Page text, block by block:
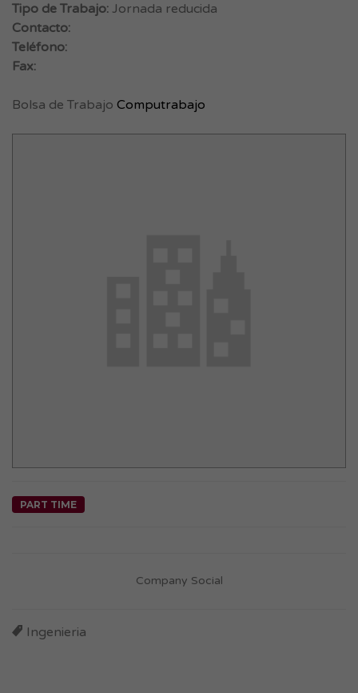
Tipo de Trabajo: Jornada reducida
Contacto:
Teléfono:
Fax:
Bolsa de Trabajo Computrabajo
PART TIME
Company Social
Ingenieria